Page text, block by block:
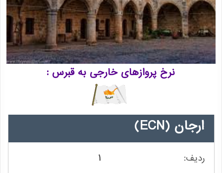
نرخ پروازهای خارجی به قبرس
ارجان (ECN)
1